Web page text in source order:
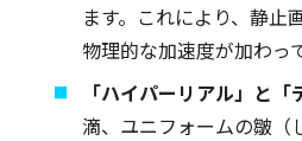
ます。これにより、静止
物理的な加速度が加わっ
「ハイパーリアル」と「
滴、ユニフォームの皺（